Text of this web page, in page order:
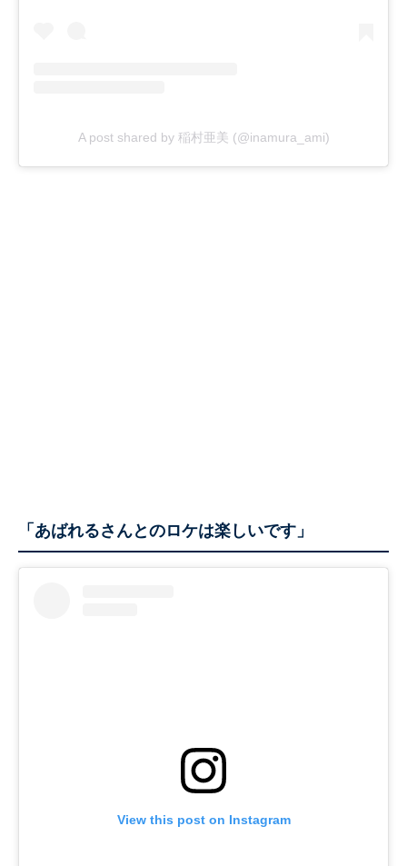
A post shared by 稲村亜美 (@inamura_ami)
「あばれるさんとのロケは楽しいです」
View this post on Instagram